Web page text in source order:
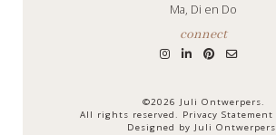
Ma, Di en Do
connect
©2026 Juli Ontwerpers.
All rights reserved. Privacy Statement
Designed by Juli Ontwerpers